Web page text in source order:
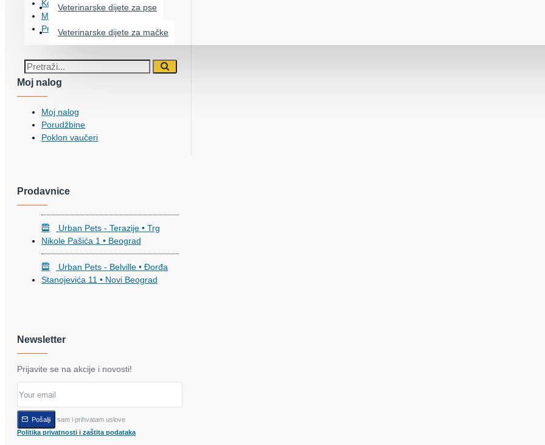
Veterinarske dijete za pse
Veterinarske dijete za mačke
Kontakt
Mapa sajta
Proizvođači
Moj nalog
Moj nalog
Porudžbine
Poklon vaučeri
Prodavnice
Urban Pets - Terazije • Trg
Nikole Pašića 1 • Beograd
Urban Pets - Belville • Đorđa
Stanojevića 11 • Novi Beograd
Newsletter
Prijavite se na akcije i novosti!
Pošalji
Pročitao sam i prihvatam uslove
Politika privatnosti i zaštita podataka